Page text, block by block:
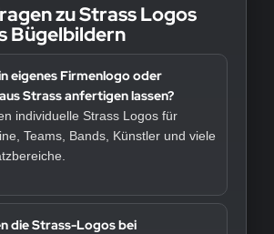
zu Strass Logos
Bügelbildern
eigenes Firmenlogo oder
Strass anfertigen lassen?
individuelle Strass Logos für
Teams, Bands, Künstler und viele
die Strass-Logos bei